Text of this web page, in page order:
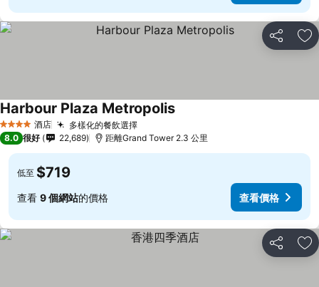
分享 放
4 星級 酒店 多樣化的餐飲選擇查看價格
Harbour Plaza Metropolis查看價格
8.0 很好 22,689 距離Grand Tower 2.3 公里
低至 $719
查看 9 個網站的價格 查看價格
分享 放